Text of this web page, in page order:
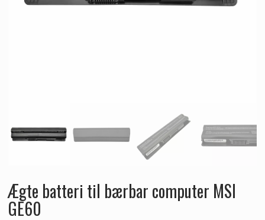
Ægte batteri til bærbar computer MSI
GE60